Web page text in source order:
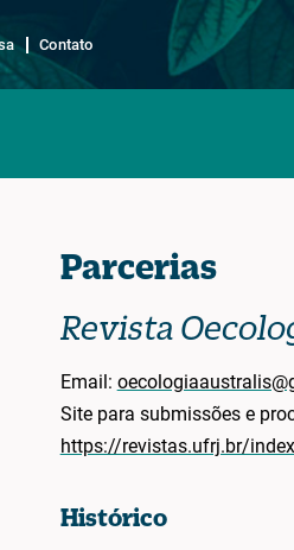
Contato
Parcerias
Revista
Email:
Site para submissões e
https://revistas.ufrj.br/
Histórico